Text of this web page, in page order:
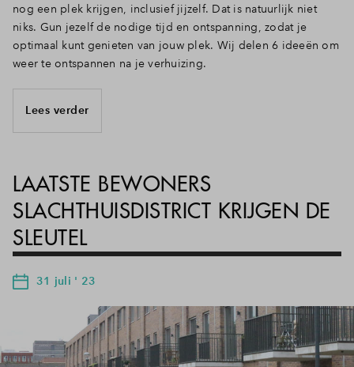
nog een plek krijgen, inclusief jijzelf. Dat is natuurlijk niet
niks. Gun jezelf de nodige tijd en ontspanning, zodat je
optimaal kunt genieten van jouw plek. Wij delen 6 ideeën om
weer te ontspannen na je verhuizing.
Lees verder
LAATSTE BEWONERS
SLACHTHUISDISTRICT KRIJGEN DE
SLEUTEL
31 juli ' 23